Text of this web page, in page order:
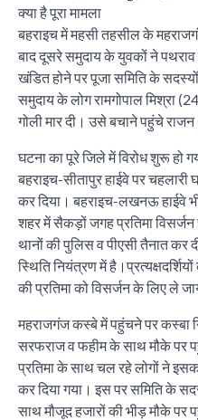
क्या है पूरा मामला
बहराइच में महसी तहसील के
बाद दूसरे समुदाय के युवकों ने पथराव
खंडित होने पर पूजा समिति के
समुदाय के लोग रामगोपाल मिश्रा
गोली मार दी। उसे बचाने पहुंचे
घटना का पूरे जिले में विरोध शुरू हो
बहराइच-सीतापुर हाईवे पर
कर दिया। बहराइच-लखनऊ हाईवे
शहर में सैकड़ों जगह प्रतिमा
थानों की पुलिस व पीएसी तैनात कर
स्थिति नियंत्रण में
की प्रतिमा को विसर्जन के लिए ले
महराजगंज कस्बे में पहुंचने पर कस्बा
सरफराज व फहीम के साथ मौके पर
प्रतिमा के साथ चल रहे लोगों ने
कर दिया गया। इस पर समिति के
साथ मौजूद हजारों की भीड़ मौके